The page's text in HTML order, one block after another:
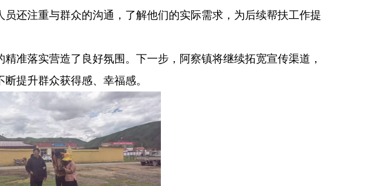
还注重与群众的沟通，了解他们的实际需求，为后续帮扶工作提
落实营造了良好氛围。下一步，阿察镇将继续拓宽宣传渠道，
提升群众获得感、幸福感。